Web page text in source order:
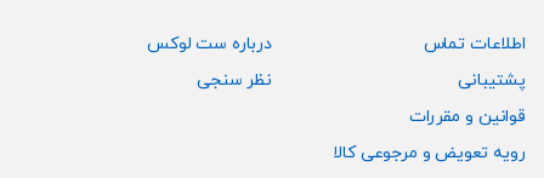
اطلاعات تماس
پشتیبانی
قوانین و مقررات
رویه تعویض و مرجوعی کالا
درباره ست لوکس
نظر سنجی